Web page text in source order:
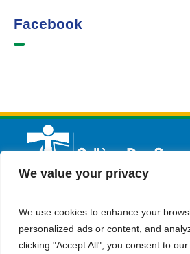
We value your privacy
We use cookies to enhance your
personalized ads or content, and
clicking "Accept All", you consent to our
Facebook
Français Admission